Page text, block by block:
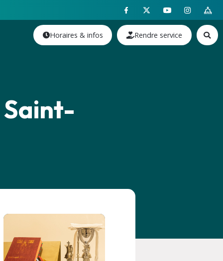
Horaires & infos Rendre service
Saint-